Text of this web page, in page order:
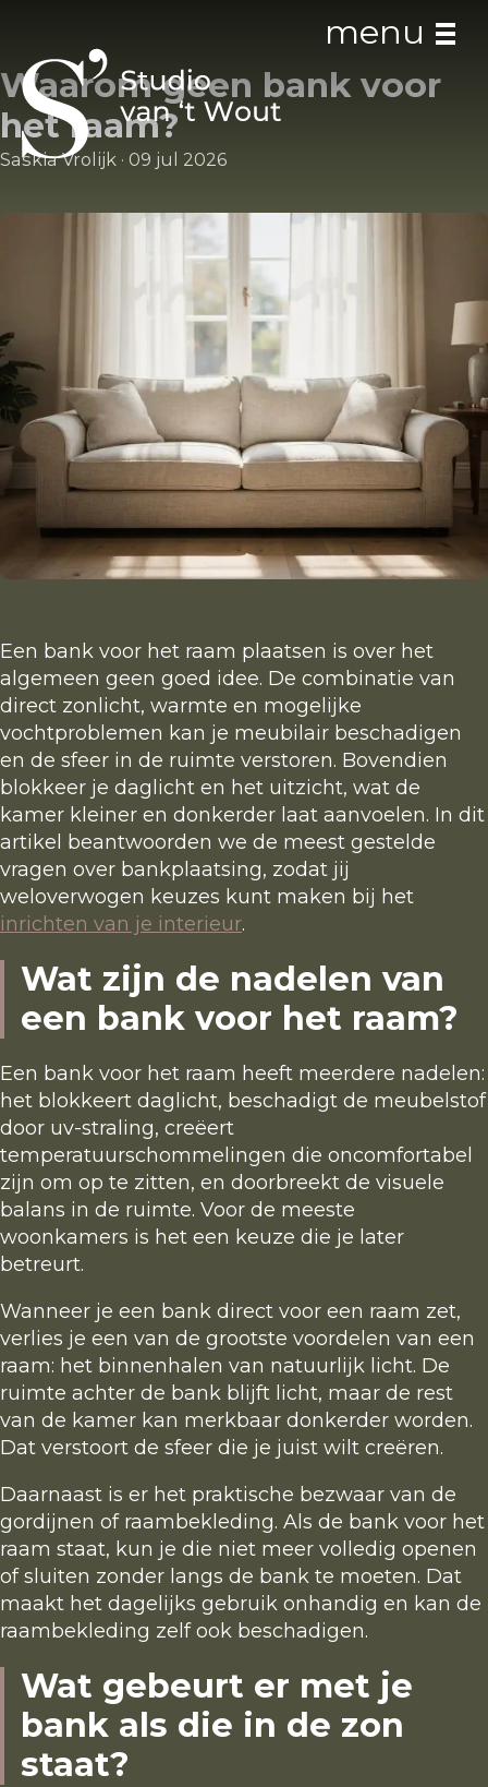
menu
Studio
Studio van ’t Wout
Interieur stappenplan
The Community Office
Showroom
Lema flagshipstore
Onze merken
Portfolio
Projecten
Nieuws en trends
Contact
Kennismaken
Waarom geen bank voor
het raam?
Saskia Vrolijk · 09 jul 2026
Een bank voor het raam plaatsen is over het
algemeen geen goed idee. De combinatie van
direct zonlicht, warmte en mogelijke
vochtproblemen kan je meubilair beschadigen
en de sfeer in de ruimte verstoren. Bovendien
blokkeer je daglicht en het uitzicht, wat de
kamer kleiner en donkerder laat aanvoelen. In dit
artikel beantwoorden we de meest gestelde
vragen over bankplaatsing, zodat jij
weloverwogen keuzes kunt maken bij het
inrichten van je interieur.
Wat zijn de nadelen van
een bank voor het raam?
Een bank voor het raam heeft meerdere nadelen:
het blokkeert daglicht, beschadigt de meubelstof
door uv-straling, creëert
temperatuurschommelingen die oncomfortabel
zijn om op te zitten, en doorbreekt de visuele
balans in de ruimte. Voor de meeste
woonkamers is het een keuze die je later
betreurt.
Wanneer je een bank direct voor een raam zet,
verlies je een van de grootste voordelen van een
raam: het binnenhalen van natuurlijk licht. De
ruimte achter de bank blijft licht, maar de rest
van de kamer kan merkbaar donkerder worden.
Dat verstoort de sfeer die je juist wilt creëren.
Daarnaast is er het praktische bezwaar van de
gordijnen of raambekleding. Als de bank voor het
raam staat, kun je die niet meer volledig openen
of sluiten zonder langs de bank te moeten. Dat
maakt het dagelijks gebruik onhandig en kan de
raambekleding zelf ook beschadigen.
Wat gebeurt er met je
bank als die in de zon
staat?